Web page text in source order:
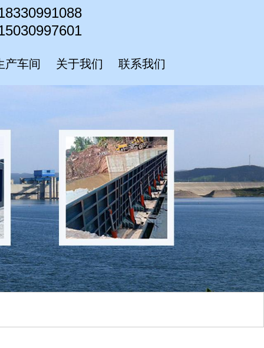
产车间 关于我们 联系我们